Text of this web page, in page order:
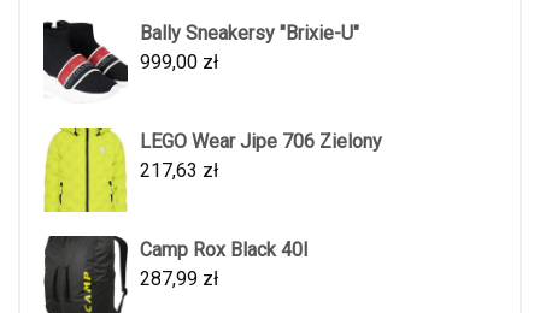
Bally Sneakersy "Brixie-U"
999,00 zł
LEGO Wear Jipe 706 Zielony
217,63 zł
Camp Rox Black 40l
287,99 zł